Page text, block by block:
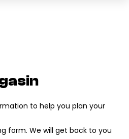
to help you plan your
form. We will get back to you